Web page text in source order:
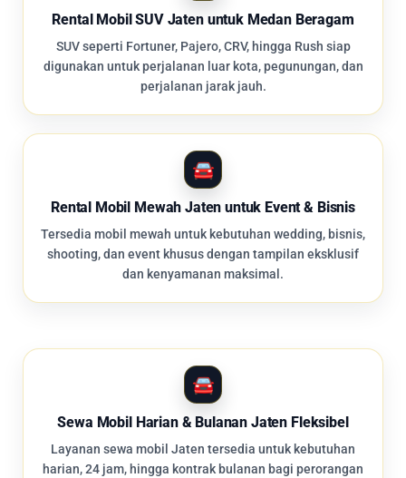
Rental Mobil SUV Jaten untuk Medan Beragam
SUV seperti Fortuner, Pajero, CRV, hingga Rush siap
digunakan untuk perjalanan luar kota, pegunungan, dan
perjalanan jarak jauh.
Rental Mobil Mewah Jaten untuk Event & Bisnis
Tersedia mobil mewah untuk kebutuhan wedding, bisnis,
shooting, dan event khusus dengan tampilan eksklusif
dan kenyamanan maksimal.
Sewa Mobil Harian & Bulanan Jaten Fleksibel
Layanan sewa mobil Jaten tersedia untuk kebutuhan
harian, 24 jam, hingga kontrak bulanan bagi perorangan